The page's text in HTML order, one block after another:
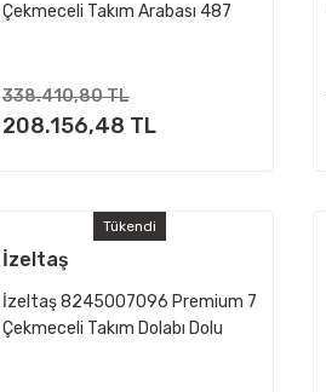
Çekmeceli Takım Arabası 487
338.410,80 TL
208.156,48 TL
Tükendi
İzeltaş
İzeltaş 8245007096 Premium 7
Çekmeceli Takım Dolabı Dolu